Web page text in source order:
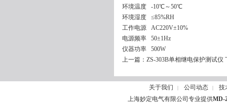
环境温度 -10℃～50℃
环境湿度 ≤85%RH
工作电源 AC220V±10%
电源频率 50±1Hz
仪器功率 500W
上一篇： ZS-303B单相继电保护测试仪
关于我们 | 公司动态 |
技
上海妙定电气有限公司专业提供MD-